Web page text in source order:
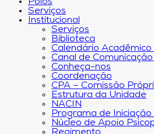
Polos
Serviços
Institucional
Serviços
Biblioteca
Calendário Acadêmico
Canal de
Conheça-nos
Coordenação
CPA – Comissão
Estrutura da Unidade
NACIN
Programa de Iniciação
Núcleo de Apoio